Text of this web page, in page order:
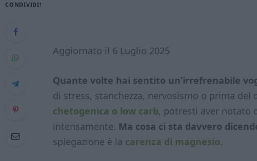
CONDIVIDI!
Aggiornato il 6 Luglio 2025
Quante volte hai sentito un’irrefrenabile
di stress, stanchezza, nervosismo o prima del
chetogenica o low carb, potresti aver notato
intensamente. Ma cosa ci sta davvero
spiegazione è la carenza di magnesio.